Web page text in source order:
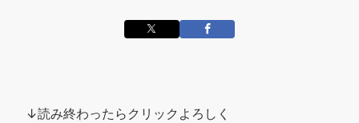
↓読み終わったらクリックよろしく